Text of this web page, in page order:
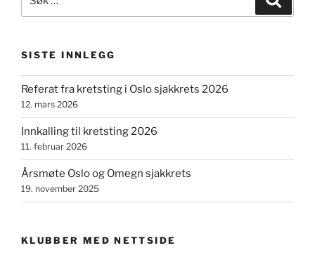
etter:
SISTE INNLEGG
Referat fra kretsting i Oslo sjakkrets 2026
12. mars 2026
Innkalling til kretsting 2026
11. februar 2026
Årsmøte Oslo og Omegn sjakkrets
19. november 2025
KLUBBER MED NETTSIDE